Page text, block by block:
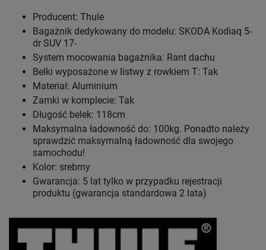
Producent: Thule
Bagażnik dedykowany do modelu: SKODA Kodiaq 5-
dr SUV 17-
System mocowania bagażnika: Rant dachu
Belki wyposażone w listwy z rowkiem T: Tak
Materiał: Aluminium
Zamki w komplecie: Tak
Długość belek: 118cm
Maksymalna ładowność do: 100kg. Ponadto należy
sprawdzić maksymalną ładowność dla swojego
samochodu!
Kolor: srebrny
Gwarancja: 5 lat tylko w przypadku rejestracji
produktu (gwarancja standardowa 2 lata)